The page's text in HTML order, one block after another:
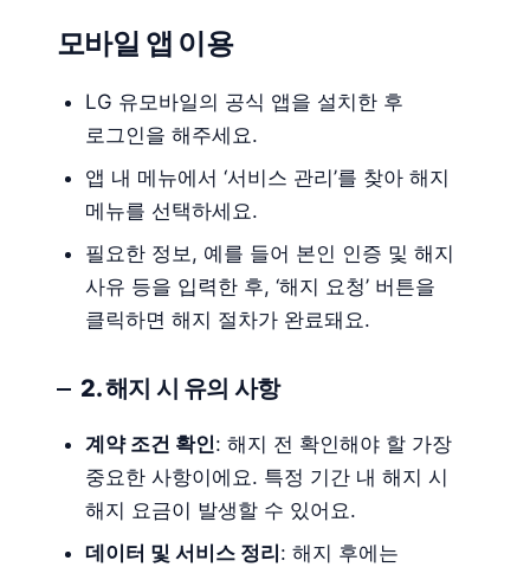
모바일 앱 이용
LG 유모바일의 공식 앱을 설치한 후
로그인을 해주세요.
앱 내 메뉴에서 ‘서비스 관리’를 찾아 해지
메뉴를 선택하세요.
필요한 정보, 예를 들어 본인 인증 및 해지
사유 등을 입력한 후, ‘해지 요청’ 버튼을
클릭하면 해지 절차가 완료돼요.
2. 해지 시 유의 사항
계약 조건 확인: 해지 전 확인해야 할 가장
중요한 사항이에요. 특정 기간 내 해지 시
해지 요금이 발생할 수 있어요.
데이터 및 서비스 정리 : 해지 후에는